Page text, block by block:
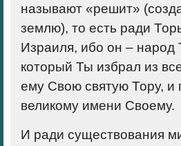
называют «решит»
землю), то есть ради
Израиля, ибо он – народ
который Ты избрал из
ему Свою святую Тору, и
великому имени Своему.
И ради существования